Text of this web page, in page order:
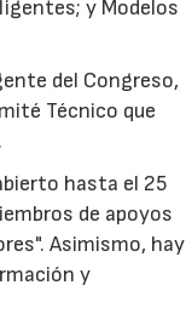
y Modelos
del Congreso,
Técnico que
hasta el 25
de apoyos
Asimismo, hay
y